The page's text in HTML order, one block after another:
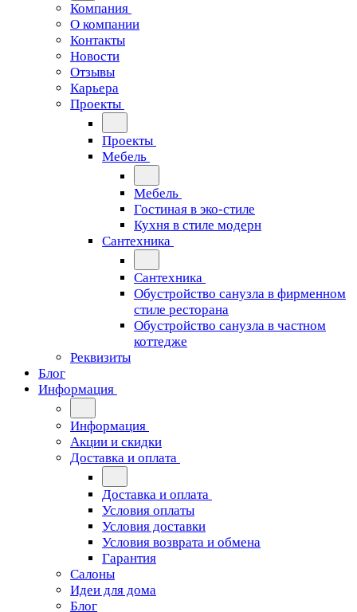
Компания
О компании
Контакты
Новости
Отзывы
Карьера
Проекты
Проекты
Мебель
Мебель
Гостиная в эко-стиле
Кухня в стиле модерн
Сантехника
Сантехника
Обустройство санузла в фирменном
стиле ресторана
Обустройство санузла в частном
коттедже
Реквизиты
Блог
Информация
Информация
Акции и скидки
Доставка и оплата
Доставка и оплата
Условия оплаты
Условия доставки
Условия возврата и обмена
Гарантия
Салоны
Идеи для дома
Блог